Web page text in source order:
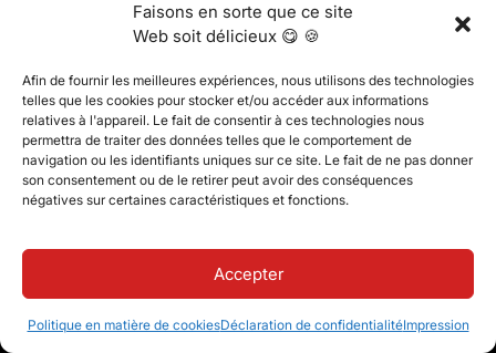
Faisons en sorte que ce site
Web soit délicieux 😋 🍪
Afin de fournir les meilleures expériences, nous utilisons des technologies
telles que les cookies pour stocker et/ou accéder aux informations
relatives à l'appareil. Le fait de consentir à ces technologies nous
permettra de traiter des données telles que le comportement de
navigation ou les identifiants uniques sur ce site. Le fait de ne pas donner
son consentement ou de le retirer peut avoir des conséquences
négatives sur certaines caractéristiques et fonctions.
Accepter
Politique en matière de cookiesDéclaration de confidentialitéImpression